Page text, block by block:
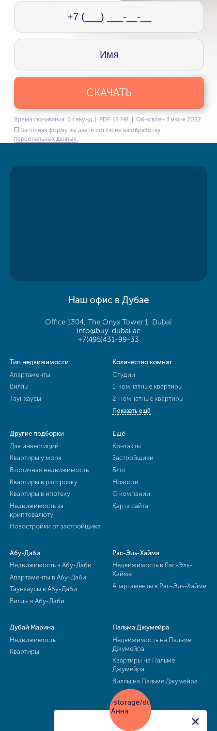
СКАЧАТЬ
Время скачивания: 6 секунд | PDF, 13 MB | Обновлён 3 июня 2022
Заполняя форму вы даете согласие на обработку
персональных данных.
Наш офис в Дубае
Office 1304, The Onyx Tower 1, Dubai
info@buy-dubai.ae
+7(495)431-99-33
Тип недвижимости
Апартаменты
Виллы
Таунхаусы
Количество комнат
Студии
1-комнатные квартиры
2-комнатные квартиры
Показать ещё
Другие подборки
Для инвестиций
Квартиры у моря
Вторичная недвижимость
Квартиры в рассрочку
Квартиры в ипотеку
Недвижимость за
криптовалюту
Новостройки от застройщика
Ещё
Контакты
Застройщики
Блог
Новости
О компании
Карта сайта
Абу-Даби
Недвижимость в Абу-Даби
Апартаменты в Абу-Даби
Таунхаусы в Абу-Даби
Виллы в Абу-Даби
Рас-Эль-Хайма
Недвижимость в Рас-Эль-
Хайме
Апартаменты в Рас-Эль-Хайме
Дубай Марина
Недвижимость
Квартиры
Пальма Джумейра
Недвижимость на Пальме
Джумейра
Квартиры на Пальме
Джумейра
Виллы на Пальме Джумейра